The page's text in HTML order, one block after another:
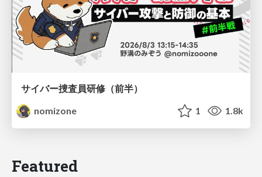
サイバー捜査員研修（前半）
nomizone
1 1.8k
Featured